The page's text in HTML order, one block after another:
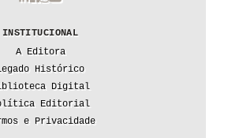
INSTITUCIONAL
A Editora
Histórico
Digital
Editorial
e Privacidade